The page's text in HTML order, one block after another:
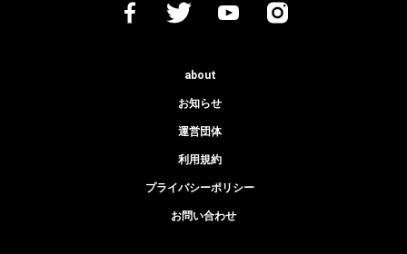
about
お知らせ
運営団体
利用規約
プライバシーポリシー
お問い合わせ